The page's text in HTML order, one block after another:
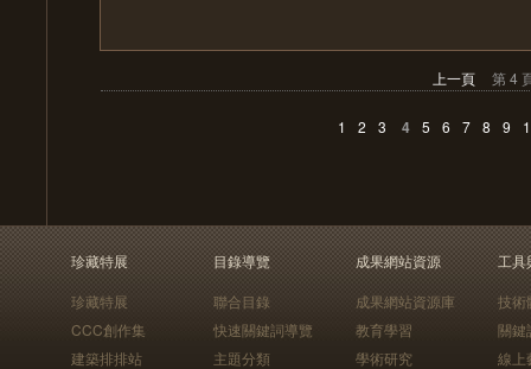
上一頁 第 4
1 2 3 4 5 6 7 8 9
珍藏特展
珍藏特展
CCC創作集
建築排排站
目錄導覽
聯合目錄
快速關鍵詞導覽
主題分類
成果網站資源
成果網站資源庫
教育學習
學術研究
工具
技術
關鍵
線上